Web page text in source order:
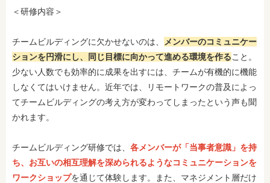
＜研修内容＞
チームビルディングに欠かせないのは、
メンバーのコミュニケー
ションを円滑にし、同じ目標に向かって進める環境を作ること。
少ない人数でも効率的に成果を出すには、チームが有機的に機能
しなくてはいけません。近年では、リモートワークの普及によっ
てチームビルディングの考え方が変わってしまったという声も聞
かれます。
チームビルディング研修では、 各メンバーが「当事者意識」を持
ち、お互いの相互理解を深められるようなコミュニケーションを
ワークショップを通じて体験します。また、マネジメント層だけ